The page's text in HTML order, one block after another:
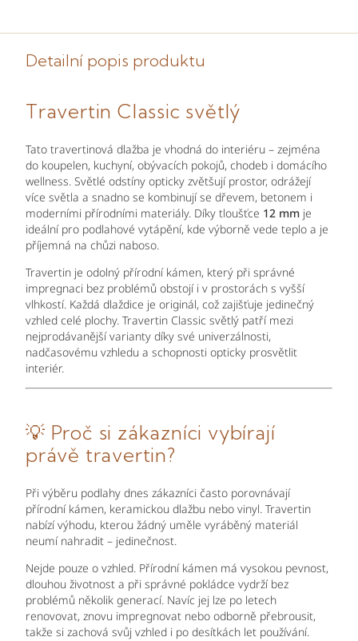
Detailní popis produktu
Travertin Classic světlý
Tato travertinová dlažba je vhodná do interiéru – zejména
do koupelen, kuchyní, obývacích pokojů, chodeb i domácího
wellness. Světlé odstíny opticky zvětšují prostor, odrážejí
více světla a snadno se kombinují se dřevem, betonem i
moderními přírodními materiály. Díky tloušťce 12 mm je
ideální pro podlahové vytápění, kde výborně vede teplo a je
příjemná na chůzi naboso.
Travertin je odolný přírodní kámen, který při správné
impregnaci bez problémů obstojí i v prostorách s vyšší
vlhkostí. Každá dlaždice je originál, což zajišťuje jedinečný
vzhled celé plochy. Travertin Classic světlý patří mezi
nejprodávanější varianty díky své univerzálnosti,
nadčasovému vzhledu a schopnosti opticky prosvětlit
interiér.
💡 Proč si zákazníci vybírají
právě travertin?
Při výběru podlahy dnes zákazníci často porovnávají
přírodní kámen, keramickou dlažbu nebo vinyl. Travertin
nabízí výhodu, kterou žádný uměle vyráběný materiál
neumí nahradit – jedinečnost.
Nejde pouze o vzhled. Přírodní kámen má vysokou pevnost,
dlouhou životnost a při správné pokládce vydrží bez
problémů několik generací. Navíc jej lze po letech
renovovat, znovu impregnovat nebo odborně přebrousit,
takže si zachová svůj vzhled i po desítkách let používání.